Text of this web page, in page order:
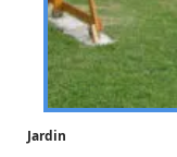
Jardin